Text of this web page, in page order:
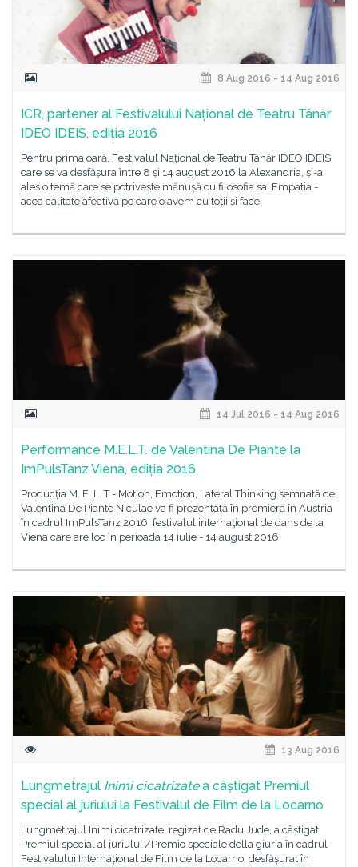
8 Aug 2016 - 14 Aug 2016
ICR, partener al Festivalului Național de Teatru Tânăr
IDEO IDEIS, ediția 2016
Pentru prima oară, Festivalul Național de Teatru Tânăr IDEO IDEIS,
care se va desfășura între 8 și 14 august 2016 la Alexandria, și-a
ales o temă care se potrivește mănușă cu filosofia sa. Empatia -
acea calitate afectivă pe care o avem cu toții și face
14 Jul 2016 - 14 Aug 2016
Performance M.E.L.T. de Valentina De Piante la
ImPulsTanz Viena, ediția 2016
Producția M. E. L. T - Motion, Emotion, Lateral Thinking semnată de
Valentina De Piante Niculae va fi prezentată în premieră în Austria
în cadrul ImPulsTanz 2016, festivalul internaţional de dans de la
Viena care are loc în perioada 14 iulie - 14 august 2016.
13 Aug 2016
Lungmetrajul Inimi cicatrizatea câștigat Premiul
special al juriului la Festivalul de Film de la Locarno
Lungmetrajul Inimi cicatrizate, regizat de Radu Jude, a câștigat
Premiul special al juriului /Premio speciale della giuria în cadrul
Festivalului Internațional de Film de la Locarno, desfășurat în